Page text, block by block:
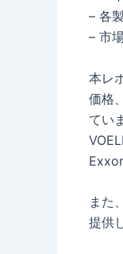
– 各
– 市
本レ
価格
てい
また
提供